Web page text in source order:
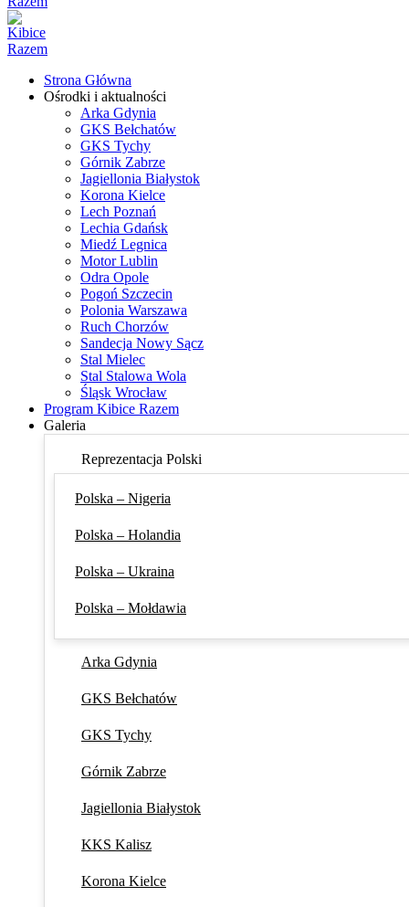
Strona Główna
Ośrodki i aktualności
Arka Gdynia
GKS Bełchatów
GKS Tychy
Górnik Zabrze
Jagiellonia Białystok
Korona Kielce
Lech Poznań
Lechia Gdańsk
Miedź Legnica
Motor Lublin
Odra Opole
Pogoń Szczecin
Polonia Warszawa
Ruch Chorzów
Sandecja Nowy Sącz
Stal Mielec
Stal Stalowa Wola
Śląsk Wrocław
Program Kibice Razem
Galeria
Reprezentacja Polski
Polska – Nigeria
Polska – Holandia
Polska – Ukraina
Polska – Mołdawia
Arka Gdynia
GKS Bełchatów
GKS Tychy
Górnik Zabrze
Jagiellonia Białystok
KKS Kalisz
Korona Kielce